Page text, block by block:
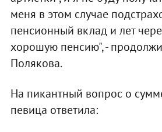
меня в этом случае
пенсионный вклад и лет
хорошую пенсию", -
Полякова.
На пикантный вопрос о
певица ответила: